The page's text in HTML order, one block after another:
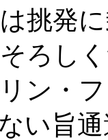
挑発
ろし
ン・
い旨